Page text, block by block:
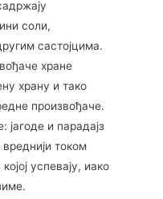
соли,
састојцима.
хране
храну и тако
произвођаче.
јагоде и парадајз
током
успевају, иако